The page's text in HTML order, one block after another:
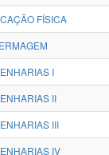
FÍSICA
I
II
III
IV